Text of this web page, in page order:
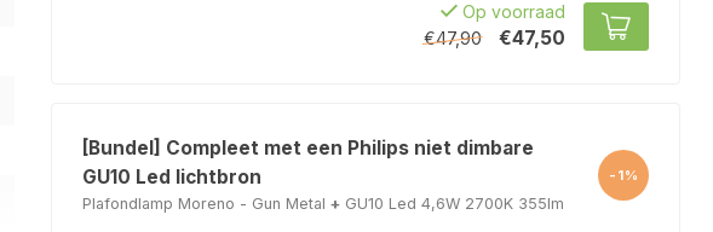
Op voorraad
€47,90
€47,50
[Bundel] Compleet met een Philips niet dimbare
GU10 Led lichtbron
Plafondlamp Moreno - Gun Metal + GU10 Led 4,6W 2700K 355lm
-1%